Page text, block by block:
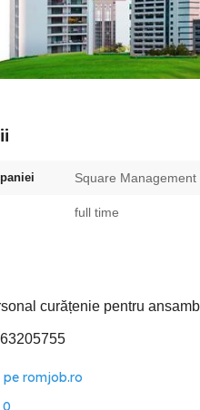
Square Management
full time
curățenie pentru
pe romjob.ro
0